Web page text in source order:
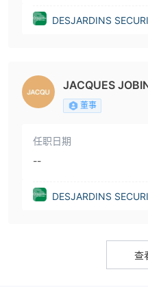
DESJARDINS
JACQUES
董事
任职日期
--
DESJARDINS
查